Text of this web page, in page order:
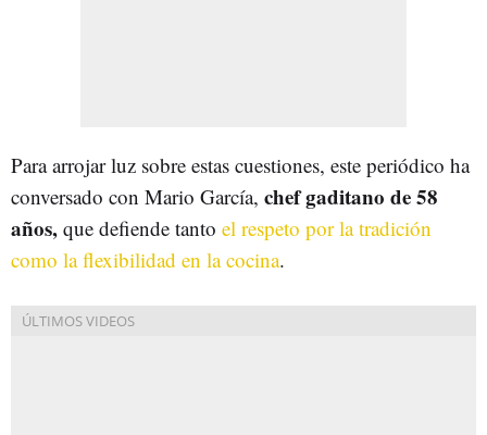
Para arrojar luz sobre estas cuestiones, este periódico ha
conversado con Mario García, chef gaditano de 58
años, que defiende tanto el respeto por la tradición
como la flexibilidad en la cocina.